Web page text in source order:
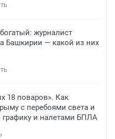
журналист
Башкирии — какой из них
18 поваров». Как
с перебоями света и
графику и налетами БПЛА